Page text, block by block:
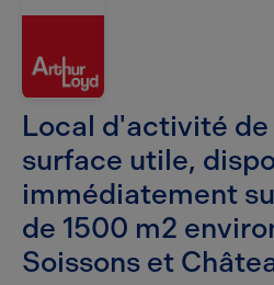
Local d'activité
surface utile,
immédiatement
de 1500 m2
Soissons et